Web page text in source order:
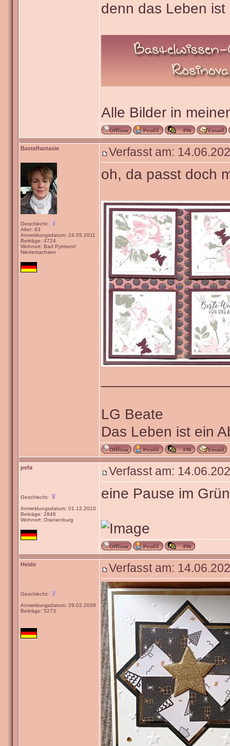
denn das Leben
Alle Bilder in
Bastelfantasie
Geschlecht:
Alter: 63
Anmeldungsdatum: 24.05.2011
Beiträge: 4724
Wohnort: Bad Pyrmont/
Niedersachsen
Verfasst am:
oh, da passt doch
LG Beate
Das Leben ist ein
pefa
Geschlecht:
Anmeldungsdatum: 01.12.2010
Beiträge: 2846
Wohnort: Oranienburg
Verfasst am:
eine Pause im
Heide
Geschlecht:
Anmeldungsdatum: 29.02.2008
Beiträge: 5273
Verfasst am: